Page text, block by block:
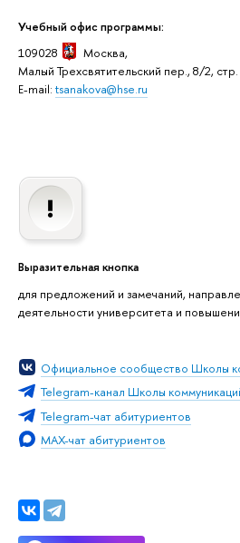
Учебный офис программы:
109028
Москва,
Малый Трехсвятительский пер., 8/2,
E-mail: tsanakova@hse.ru
Выразительная кнопка
для предложений и замечаний,
деятельности университета и
Официальное сообщество Школы
Telegram-канал Школы
Telegram-чат абитуриентов
MAX-чат абитуриентов